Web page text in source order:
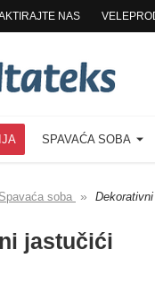
NAS
SPAVAĆA SOBA
Spavaća soba »
jastučići